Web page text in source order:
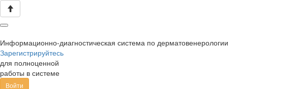
Информационно-диагностическая система по дерматовенерологии
Зарегистрируйтесь
для полноценной
работы в системе
Войти